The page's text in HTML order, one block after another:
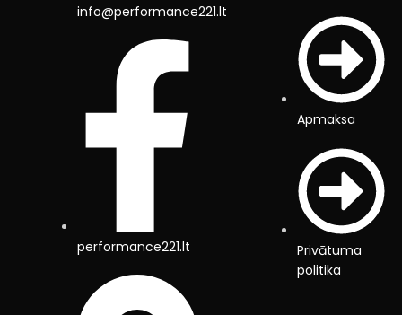
info@performance221.lt
performance221.lt
Apmaksa
Privātuma
politika